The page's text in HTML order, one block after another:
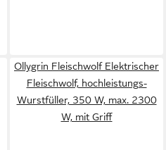
Ollygrin Fleischwolf Elektrischer
Fleischwolf, hochleistungs-
Wurstfüller, 350 W, max. 2300
W, mit Griff